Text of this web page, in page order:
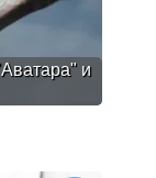
и